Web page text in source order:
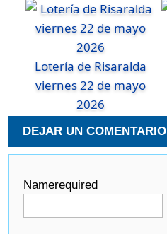
Lotería de Risaralda
viernes 22 de mayo
2026
DEJAR UN COMENTARIO
Namerequired